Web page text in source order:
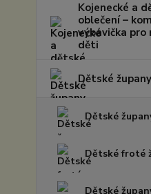
Kojenecké a
oblečení –
výbavička pro
děti
Dětské župany
Dětské
Dětské froté
Dětské